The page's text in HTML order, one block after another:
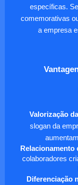
específicas.
comemorativas
a empresa
Valorização
slogan da
Relacionamento
colaboradores
Diferenciação